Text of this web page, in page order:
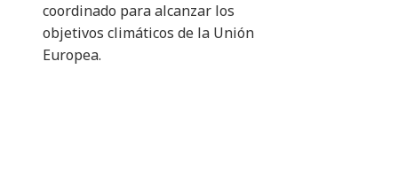
coordinado para alcanzar los
objetivos climáticos de la Unión
Europea.